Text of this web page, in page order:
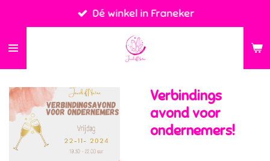
direct
naar
Dé winkel in Franeker
Verbindings
avond voor
ondernemers!